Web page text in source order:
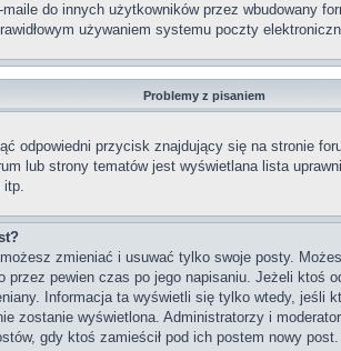
do innych użytkowników przez wbudowany
używaniem systemu poczty
Problemy z pisaniem
odpowiedni przycisk znajdujący się na stronie
lub strony tematów jest wyświetlana lista
itp.
zmieniać i usuwać tylko swoje posty.
pewien czas po jego napisaniu. Jeżeli ktoś
Informacja ta wyświetli się tylko wtedy, jeśli
zostanie wyświetlona. Administratorzy i
gdy ktoś zamieścił pod ich postem nowy post.